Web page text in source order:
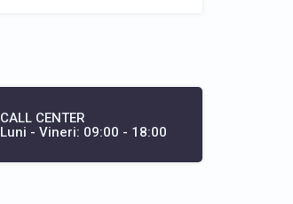
CALL CENTER
Luni - Vineri: 09:00 - 18:00